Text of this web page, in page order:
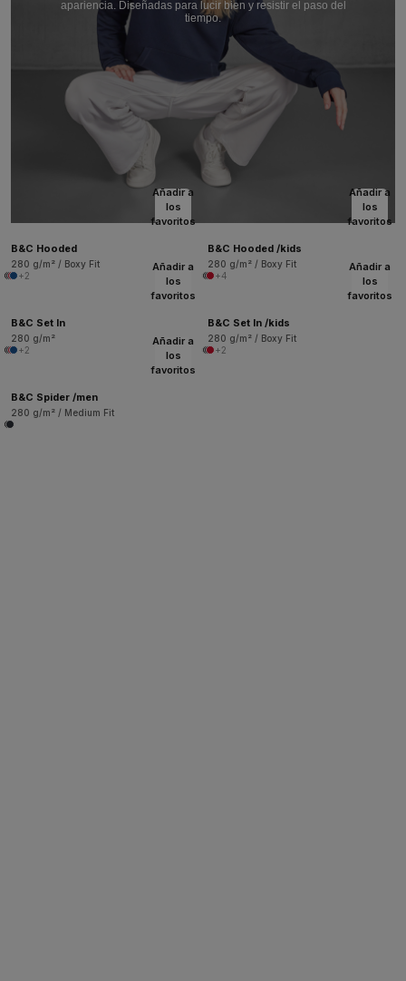
apariencia. Diseñadas para lucir bien y resistir el paso del
tiempo.
Añadir a
los
favoritos
B&C Hooded
280 g/m² / Boxy Fit
+2
Añadir a
los
favoritos
B&C Hooded /kids
280 g/m² / Boxy Fit
+4
Añadir a
los
favoritos
B&C Set In
280 g/m²
+2
Añadir a
los
favoritos
B&C Set In /kids
280 g/m² / Boxy Fit
+2
Añadir a
los
favoritos
B&C Spider /men
280 g/m² / Medium Fit